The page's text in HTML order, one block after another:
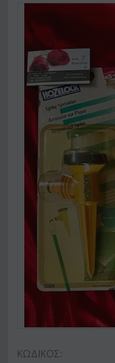
ΚΩΔΙΚΟΣ: